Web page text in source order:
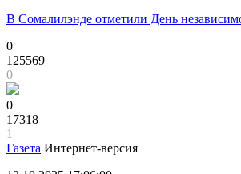
В Сомалилэнде отметили День
0
125569
0
0
17318
1
Газета Интернет-версия